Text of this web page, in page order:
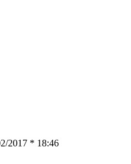
2017 * 18:46